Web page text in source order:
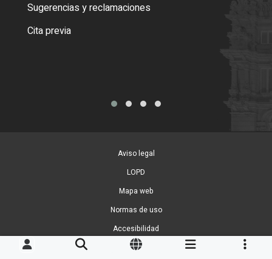
Sugerencias y reclamaciones
Cita previa
Aviso legal
LOPD
Mapa web
Normas de uso
Accesibilidad
Gestion de Cookies